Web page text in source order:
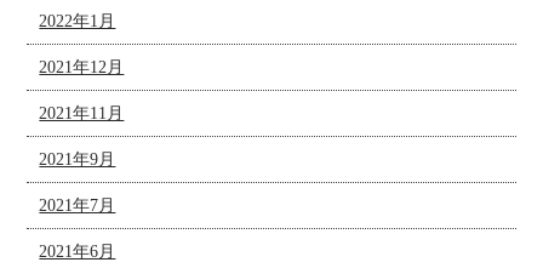
2022年1月
2021年12月
2021年11月
2021年9月
2021年7月
2021年6月